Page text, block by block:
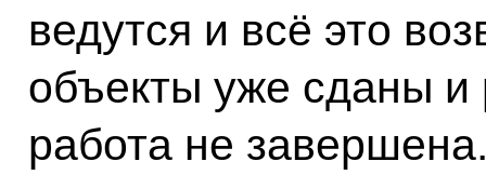
ведутся и всё это
объекты уже сданы и
работа не